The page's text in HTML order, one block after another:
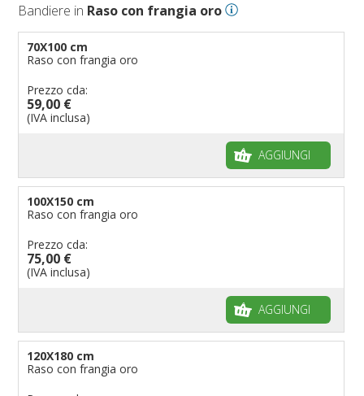
Bandiere in Raso con frangia oro
70X100 cm
Raso con frangia oro
Prezzo cda:
59,00 €
(IVA inclusa)
AGGIUNGI
100X150 cm
Raso con frangia oro
Prezzo cda:
75,00 €
(IVA inclusa)
AGGIUNGI
120X180 cm
Raso con frangia oro